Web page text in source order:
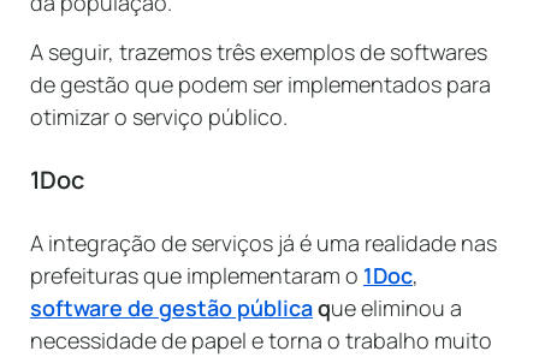
A seguir, trazemos três exemplos de softwares
de gestão que podem ser implementados para
otimizar o serviço público.
1Doc
A integração de serviços já é uma realidade nas
prefeituras que implementaram o 1Doc,
software de gestão públicaque eliminou a
necessidade de papel e torna o trabalho muito